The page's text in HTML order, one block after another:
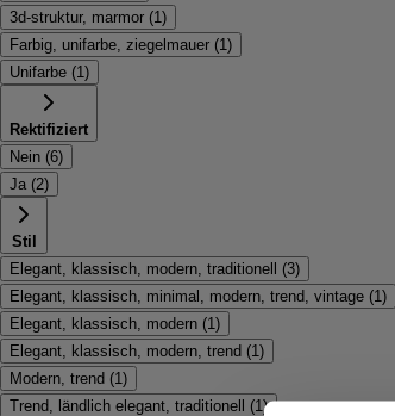
3d-struktur, marmor (1)
Farbig, unifarbe, ziegelmauer (1)
Unifarbe (1)
Rektifiziert
Nein (6)
Ja (2)
Stil
Elegant, klassisch, modern, traditionell
(3)
Elegant, klassisch, minimal, modern, trend, vintage (1)
Elegant, klassisch, modern (1)
Elegant, klassisch, modern, trend (1)
Modern, trend (1)
Trend, ländlich elegant, traditionell
(1)